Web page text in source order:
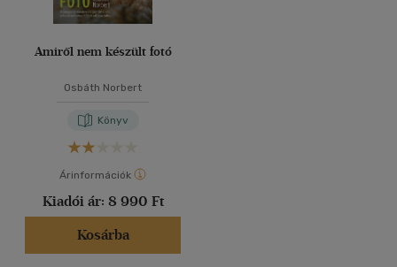
Amiről nem készült fotó
Osbáth Norbert
Könyv
Árinformációk
Kiadói ár: 8 990 Ft
Kosárba